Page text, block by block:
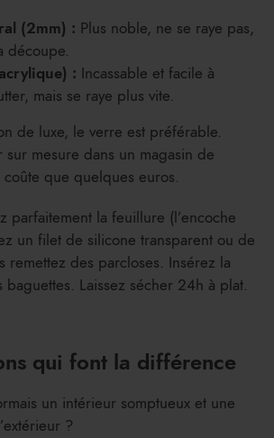
(2mm) : Plus noble, ne se raye pas,
découpe.
: Incassable et facile à
mais se raye plus vite.
de luxe, le verre est préférable.
sur mesure dans un magasin de
que quelques euros.
parfaitement la feuillure (l’encoche
un filet de silicone transparent ou de
remettez des parcloses. Insérez la
Laissez sécher 24h à plat.
qui font la différence
un intérieur somptueux et une
?